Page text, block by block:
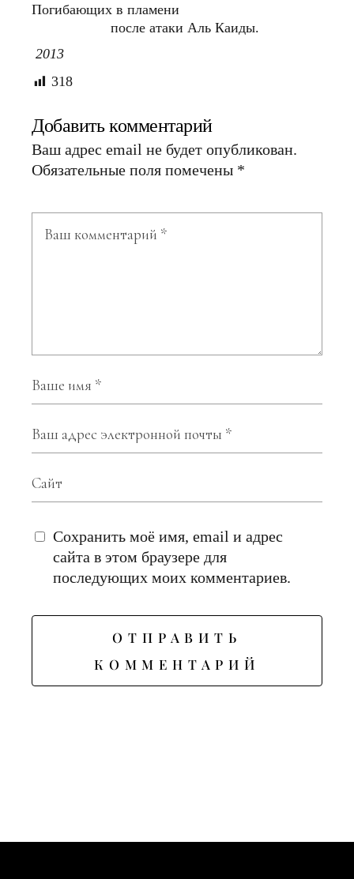
Погибающих в пламени
после атаки Аль Каиды.
2013
318
Добавить комментарий
Ваш адрес email не будет опубликован.
Обязательные поля помечены *
Сохранить моё имя, email и адрес
сайта в этом браузере для
последующих моих комментариев.
ОТПРАВИТЬ
КОММЕНТАРИЙ